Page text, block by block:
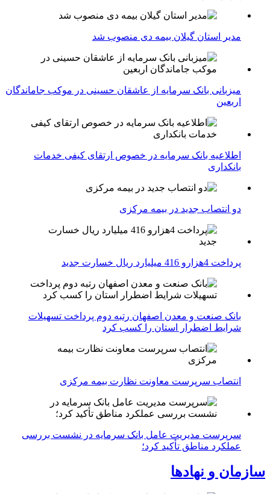
مدیر استان گیلان بیمه دی منصوب شد
میزبانی بانک سرمایه از عاشقان حسینی در موکب جاماندگان
اربعین
اطلاعیه بانک سرمایه در خصوص ارتقای کیفی خدمات
بانکداری
دو انتصاب جدید در بیمه مركزی
پرداخت 4هزارو 416 میلیارد ریال خسارت جدید
بانک صنعت و معدن اصفهان رتبه دوم پرداخت تسهیلات
شرایط اضطرار استان را کسب کرد
انتصاب سرپرست معاونت نظارت بیمه مرکزی
سرپرست مدیریت عامل بانک سرمایه در نشست بررسی
عملکرد مناطق تأکید کرد؛
سازمان و نهادها